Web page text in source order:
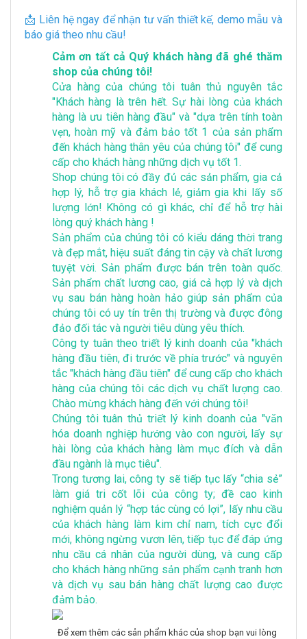
📩 Liên hệ ngay để nhận tư vấn thiết kế, demo mẫu và
báo giá theo nhu cầu!
Cảm ơn tất cả Quý khách hàng đã ghé thăm
shop của chúng tôi!
Cửa hàng của chúng tôi tuân thủ nguyên tắc
"Khách hàng là trên hết. Sự hài lòng của khách
hàng là ưu tiên hàng đầu" và "dựa trên tính toàn
vẹn, hoàn mỹ và đảm bảo tốt 1 của sản phẩm
đến khách hàng thân yêu của chúng tôi" để cung
cấp cho khách hàng những dịch vụ tốt 1.
Shop chúng tôi có đầy đủ các sản phẩm, gia cả
hợp lý, hỗ trợ gia khách lẻ, giảm gia khi lấy số
lượng lớn! Không có gì khác, chỉ để hỗ trợ hài
lòng quý khách hàng !
Sản phẩm của chúng tôi có kiểu dáng thời trang
và đẹp mắt, hiệu suất đáng tin cậy và chất lương
tuyệt vời. Sản phẩm được bán trên toàn quốc.
Sản phẩm chất lương cao, giá cả hợp lý và dịch
vụ sau bán hàng hoàn hảo giúp sản phẩm của
chúng tôi có uy tín trên thị trường và được đông
đảo đối tác và người tiêu dùng yêu thích.
Công ty tuân theo triết lý kinh doanh của "khách
hàng đầu tiên, đi trước về phía trước" và nguyên
tắc "khách hàng đầu tiên" để cung cấp cho khách
hàng của chúng tôi các dịch vụ chất lượng cao.
Chào mừng khách hàng đến với chúng tôi!
Chúng tôi tuân thủ triết lý kinh doanh của "văn
hóa doanh nghiệp hướng vào con người, lấy sự
hài lòng của khách hàng làm mục đích và dẫn
đầu ngành là mục tiêu".
Trong tương lai, công ty sẽ tiếp tục lấy “chia sẻ”
làm giá tri cốt lõi của công ty; đề cao kinh
nghiệm quản lý “hợp tác cùng có lợi”, lấy nhu cầu
của khách hàng làm kim chỉ nam, tích cực đổi
mới, không ngừng vươn lên, tiếp tục để đáp ứng
nhu cầu cá nhân của người dùng, và cung cấp
cho khách hàng những sản phẩm cạnh tranh hơn
và dịch vụ sau bán hàng chất lượng cao được
đảm bảo.
Để xem thêm các sản phẩm khác của shop bạn vui lòng